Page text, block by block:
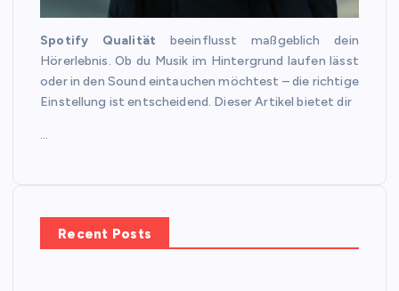
Spotify Qualität beeinflusst maßgeblich dein
Hörerlebnis. Ob du Musik im Hintergrund laufen lässt
oder in den Sound eintauchen möchtest – die richtige
Einstellung ist entscheidend. Dieser Artikel bietet dir
…
Recent Posts